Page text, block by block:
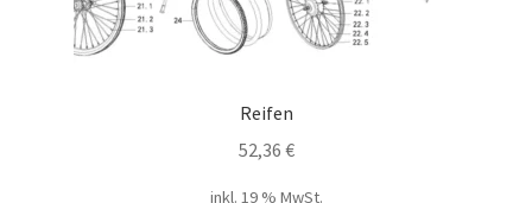
Reifen
52,36 €
inkl. 19 % MwSt.